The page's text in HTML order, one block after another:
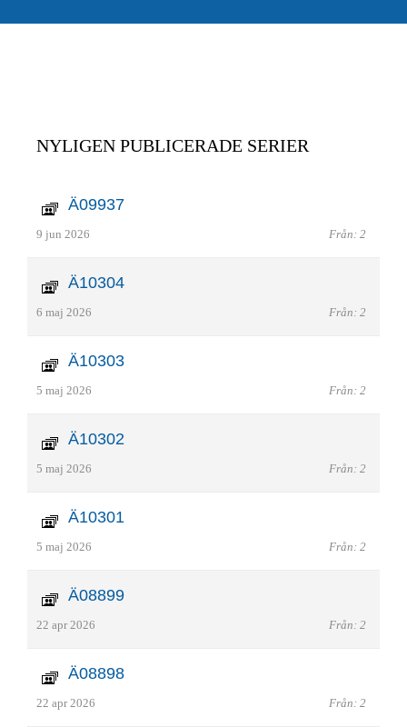
NYLIGEN PUBLICERADE SERIER
Ä09937
9 jun 2026 Från: 2
Ä10304
6 maj 2026 Från: 2
Ä10303
5 maj 2026 Från: 2
Ä10302
5 maj 2026 Från: 2
Ä10301
5 maj 2026 Från: 2
Ä08899
22 apr 2026 Från: 2
Ä08898
22 apr 2026 Från: 2